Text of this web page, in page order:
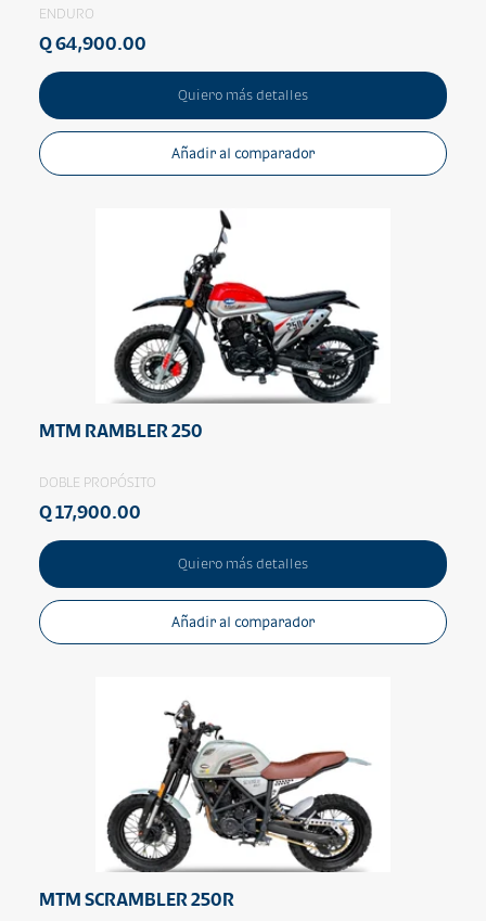
ENDURO
Q 64,900.00
Quiero más detalles
Añadir al comparador
MTM RAMBLER 250
DOBLE PROPÓSITO
Q 17,900.00
Quiero más detalles
Añadir al comparador
MTM SCRAMBLER 250R